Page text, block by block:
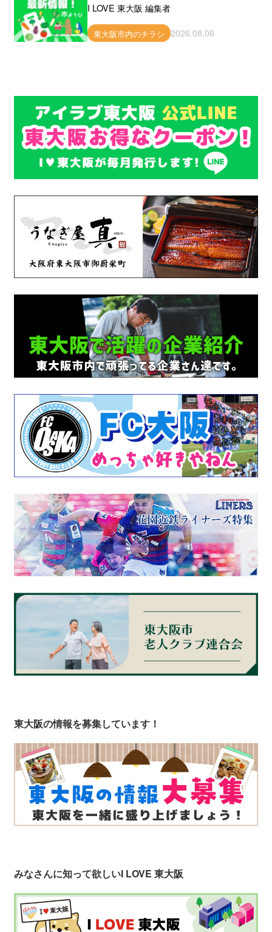
I LOVE 東大阪 編集者
東大阪市内のチラシ 2026.08.06
東大阪の情報を募集しています！
みなさんに知って欲しいI LOVE 東大阪